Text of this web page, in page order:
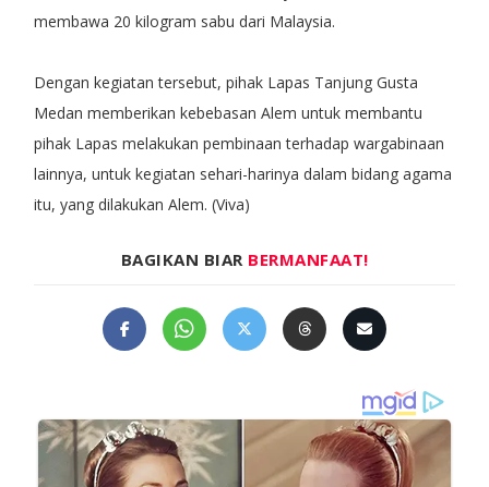
membawa 20 kilogram sabu dari Malaysia.
Dengan kegiatan tersebut, pihak Lapas Tanjung Gusta
Medan memberikan kebebasan Alem untuk membantu
pihak Lapas melakukan pembinaan terhadap wargabinaan
lainnya, untuk kegiatan sehari-harinya dalam bidang agama
itu, yang dilakukan Alem. (Viva)
BAGIKAN BIAR BERMANFAAT!